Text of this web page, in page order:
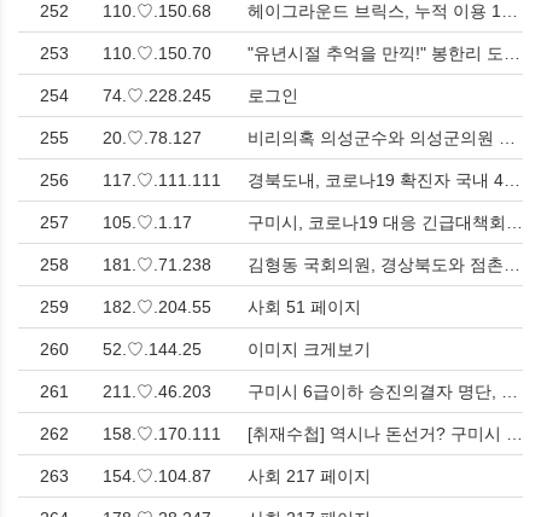
252 110.♡.150.68
253 110.♡.150.70
254 74.♡.228.245 로그인
255 20.♡.78.127
256 117.♡.111.111
257 105.♡.1.17
258 181.♡.71.238
259 182.♡.204.55 사회 51 페이지
260 52.♡.144.25 이미지 크게보기
261 211.♡.46.203
262 158.♡.170.111
263 154.♡.104.87 사회 217 페이지